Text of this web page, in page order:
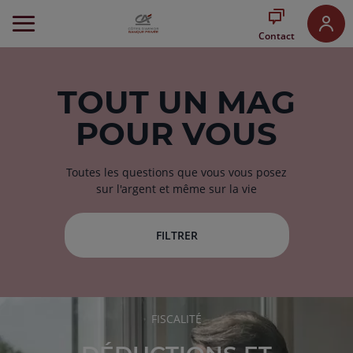
au
Contact
TOUT UN MAG
POUR VOUS
Toutes les questions que vous vous posez
sur l'argent et même sur la vie
FILTRER
RUBRIQUE
L'ARTICLE
FISCALITÉ